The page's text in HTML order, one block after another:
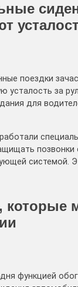
поездки
усталость за
для
системой.
которые
функцией